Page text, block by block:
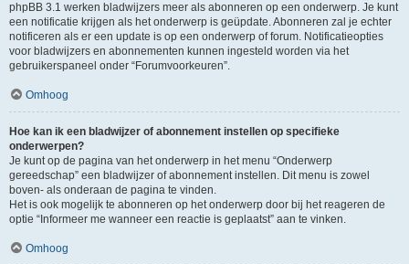
phpBB 3.1 werken bladwijzers meer als abonneren op een onderwerp. Je kunt
een notificatie krijgen als het onderwerp is geüpdate. Abonneren zal je echter
notificeren als er een update is op een onderwerp of forum. Notificatieopties
voor bladwijzers en abonnementen kunnen ingesteld worden via het
gebruikerspaneel onder “Forumvoorkeuren”.
Omhoog
Hoe kan ik een bladwijzer of abonnement instellen op specifieke
onderwerpen?
Je kunt op de pagina van het onderwerp in het menu “Onderwerp
gereedschap” een bladwijzer of abonnement instellen. Dit menu is zowel
boven- als onderaan de pagina te vinden.
Het is ook mogelijk te abonneren op het onderwerp door bij het reageren de
optie “Informeer me wanneer een reactie is geplaatst” aan te vinken.
Omhoog